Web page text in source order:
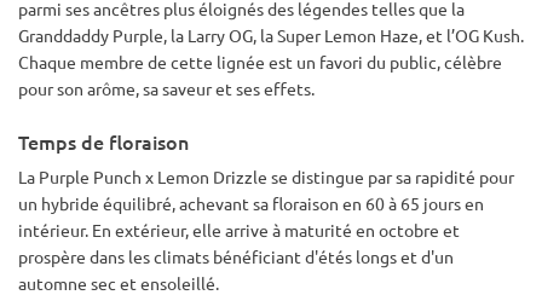
parmi ses ancêtres plus éloignés des légendes telles que la
Granddaddy Purple, la Larry OG, la Super Lemon Haze, et l’OG Kush.
Chaque membre de cette lignée est un favori du public, célèbre
pour son arôme, sa saveur et ses effets.
Temps de floraison
La Purple Punch x Lemon Drizzle se distingue par sa rapidité pour
un hybride équilibré, achevant sa floraison en 60 à 65 jours en
intérieur. En extérieur, elle arrive à maturité en octobre et
prospère dans les climats bénéficiant d'étés longs et d'un
automne sec et ensoleillé.